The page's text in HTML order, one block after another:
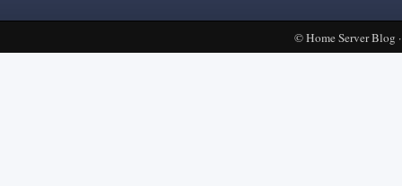
©Home Server Blog